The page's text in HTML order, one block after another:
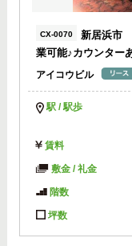
CX-0070
新居浜市
業可能♪カウンター
アイコウビル
駅 / 駅歩
賃料
敷金 / 礼金
階数
坪数